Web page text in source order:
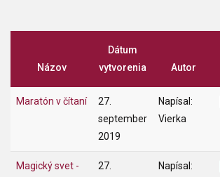
Názov
Dátum
vytvorenia
Autor
Maratón v čítaní
27.
september
2019
Napísal:
Vierka
Magický svet -
27.
Napísal: